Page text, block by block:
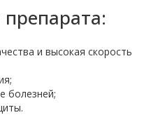
и высокая скорость
болезней;